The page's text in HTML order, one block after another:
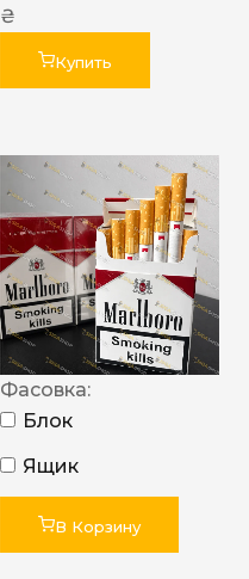
₴
Купить
Фасовка:
Блок
Ящик
В Корзину